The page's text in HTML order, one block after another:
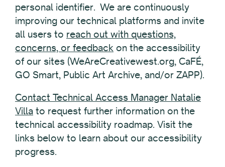
personal identifier. We are continuously
improving our technical platforms and invite
all users to reach out with questions,
concerns, or feedback on the accessibility
of our sites (WeAreCreativewest.org, CaFÉ,
GO Smart, Public Art Archive, and/or ZAPP).
Contact Technical Access Manager Natalie
Villa to request further information on the
technical accessibility roadmap. Visit the
links below to learn about our accessibility
progress.